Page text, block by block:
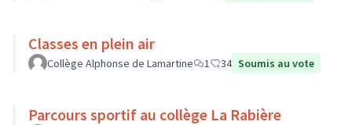
Classes en plein air
Collège Alphonse de Lamartine 1 34 Soumis au vote
Parcours sportif au collège La Rabière